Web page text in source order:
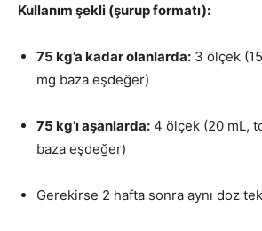
Kullanım şekli (şurup formatı):
75 kg’a kadar olanlarda: 3 ölçek
mg baza eşdeğer)
75 kg’ı aşanlarda: 4 ölçek (20 mL,
baza eşdeğer)
Gerekirse 2 hafta sonra aynı doz